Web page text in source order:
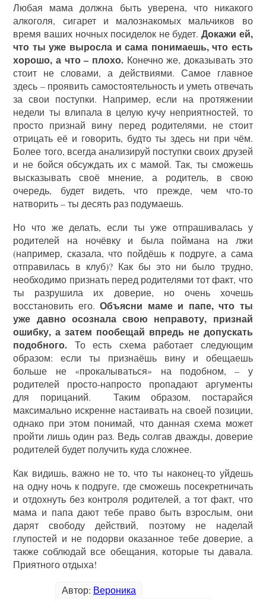
Любая мама должна быть уверена, что никакого
алкоголя, сигарет и малознакомых мальчиков во
время ваших ночных посиделок не будет. Докажи ей,
что ты уже выросла и сама понимаешь, что есть
хорошо, а что – плохо. Конечно же, доказывать это
стоит не словами, а действиями. Самое главное
здесь – проявить самостоятельность и уметь отвечать
за свои поступки. Например, если на протяжении
недели ты влипала в целую кучу неприятностей, то
просто признай вину перед родителями, не стоит
отрицать её и говорить, будто ты здесь ни при чём.
Более того, всегда анализируй поступки своих друзей
и не бойся обсуждать их с мамой. Так, ты сможешь
высказывать своё мнение, а родитель, в свою
очередь, будет видеть, что прежде, чем что-то
натворить – ты десять раз подумаешь.
Но что же делать, если ты уже отпрашивалась у
родителей на ночёвку и была поймана на лжи
(например, сказала, что пойдёшь к подруге, а сама
отправилась в клуб)? Как бы это ни было трудно,
необходимо признать перед родителями тот факт, что
ты разрушила их доверие, но очень хочешь
восстановить его.Объясни маме и папе, что ты
уже давно осознала свою неправоту, признай
ошибку, а затем пообещай впредь не допускать
подобного. То есть схема работает следующим
образом: если ты признаёшь вину и обещаешь
больше не «прокалываться» на подобном, – у
родителей просто-напросто пропадают аргументы
для порицаний. Таким образом, постарайся
максимально искренне настаивать на своей позиции,
однако при этом понимай, что данная схема может
пройти лишь один раз. Ведь солгав дважды, доверие
родителей будет получить куда сложнее.
Как видишь, важно не то, что ты наконец-то уйдешь
на одну ночь к подруге, где сможешь посекретничать
и отдохнуть без контроля родителей, а тот факт, что
мама и папа дают тебе право быть взрослым, они
дарят свободу действий, поэтому не наделай
глупостей и не подорви оказанное тебе доверие, а
также соблюдай все обещания, которые ты давала.
Приятного отдыха!
Автор: Вероника